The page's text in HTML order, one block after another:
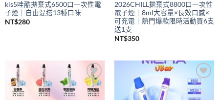
kis5哇酷拋棄式6500口一次性電
子煙｜自由混搭13種口味
NT$280
2026CHILL拋棄式8800口一次性
電子煙｜8ml大容量×長效口感×
可充電｜熱門爆款限時活動買6支
送1支
NT$350
Add to
wishlist
Add to
wishlist